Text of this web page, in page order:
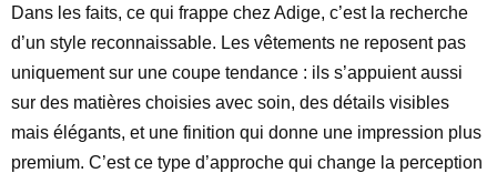
Dans les faits, ce qui frappe chez Adige, c’est la recherche
d’un style reconnaissable. Les vêtements ne reposent pas
uniquement sur une coupe tendance : ils s’appuient aussi
sur des matières choisies avec soin, des détails visibles
mais élégants, et une finition qui donne une impression plus
premium. C’est ce type d’approche qui change la perception